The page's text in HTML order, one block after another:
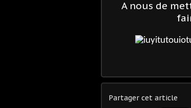
A nous de
Partager cet article